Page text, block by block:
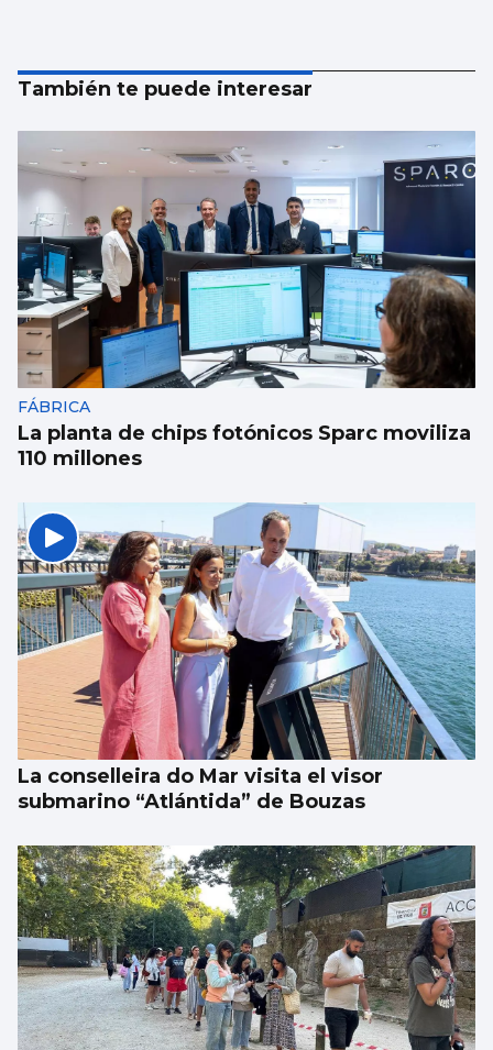
También te puede interesar
FÁBRICA
La planta de chips fotónicos Sparc moviliza
110 millones
La conselleira do Mar visita el visor
submarino “Atlántida” de Bouzas